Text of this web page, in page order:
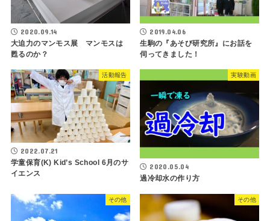
2020.09.14
大迫力のマンモス展 マンモスは
甦るのか？
2019.04.06
生駒の『あそび研究所』にお話を
伺ってきました！
活動報告
2022.07.21
学童保育(K) Kid’s School 6月のサ
イエンス
実験動画
2020.05.04
過冷却水の作り方
その他 その他